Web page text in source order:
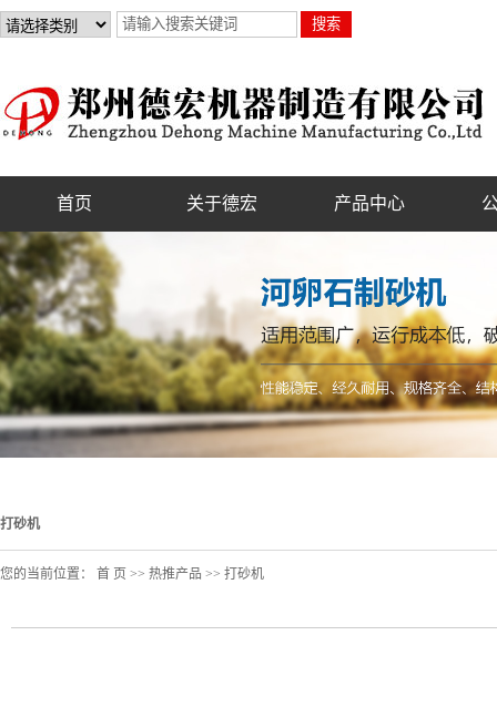
首页 关于德宏
联系我们
资质证书
产品中心
破碎机
砂石设备
选矿设备
打砂机
您的当前位置： 首 页 >> 热推产品 >> 打砂机